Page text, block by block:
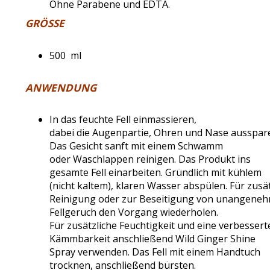
Ohne Parabene und EDTA.
GRÖSSE
500 ml
ANWENDUNG
In das feuchte Fell einmassieren,
dabei die Augenpartie, Ohren und Nase
Das Gesicht sanft mit einem Schwamm
oder Waschlappen reinigen. Das Produkt ins
gesamte Fell einarbeiten. Gründlich mit kühlem
(nicht kaltem), klaren Wasser abspülen. Für
Reinigung oder zur Beseitigung von
Fellgeruch den Vorgang wiederholen.
Für zusätzliche Feuchtigkeit und eine
Kämmbarkeit anschließend Wild Ginger Shine
Spray verwenden. Das Fell mit einem Handtuch
trocknen, anschließend bürsten.